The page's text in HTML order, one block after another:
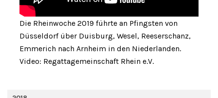
Die Rheinwoche 2019 führte an Pfingsten von
Düsseldorf über Duisburg, Wesel, Reeserschanz,
Emmerich nach Arnheim in den Niederlanden.
Video: Regattagemeinschaft Rhein e.V.